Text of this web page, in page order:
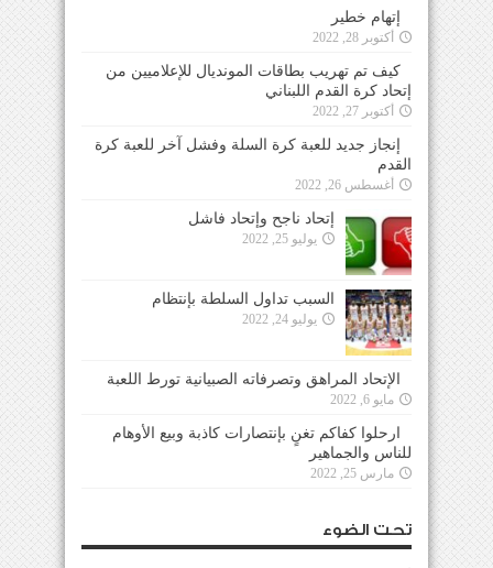
إتهام خطير
أكتوبر 28, 2022
كيف تم تهريب بطاقات المونديال للإعلاميين من
إتحاد كرة القدم اللبناني
أكتوبر 27, 2022
إنجاز جديد للعبة كرة السلة وفشل آخر للعبة كرة
القدم
أغسطس 26, 2022
إتحاد ناجح وإتحاد فاشل
يوليو 25, 2022
السبب تداول السلطة بإنتظام
يوليو 24, 2022
الإتحاد المراهق وتصرفاته الصبيانية تورط اللعبة
مايو 6, 2022
ارحلوا كفاكم تغنٍ بإنتصارات كاذبة وبيع الأوهام
للناس والجماهير
مارس 25, 2022
تحت الضوء